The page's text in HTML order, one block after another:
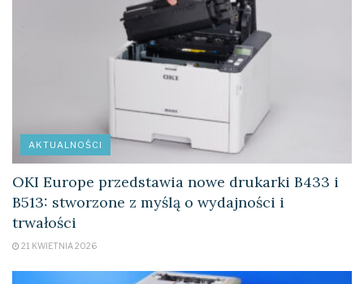
AKTUALNOŚCI
OKI Europe przedstawia nowe drukarki B433 i
B513: stworzone z myślą o wydajności i
trwałości
21 KWIETNIA 2026